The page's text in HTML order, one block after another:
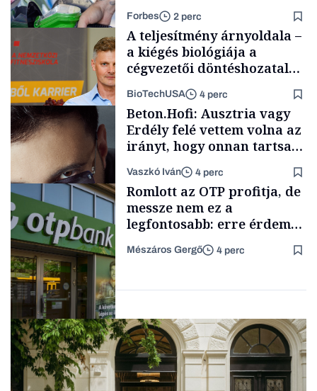
Energia
Forbes 2 perc
Content Lab HUB
A teljesítmény árnyoldala –
a kiégés biológiája a
cégvezetői döntéshozatal
BioTechUSA 4 perc
Forbes-sztori
Beton.Hofi: Ausztria vagy
Erdély felé vettem volna az
irányt, hogy onnan tartsam
lélegeztetőgépen a magyar
zenét
Vaszkó Iván 4 perc
Befektetés
Romlott az OTP profitja, de
messze nem ez a
legfontosabb: erre érdemes
figyelniük a befektetőknek
Mészáros Gergő 4 perc